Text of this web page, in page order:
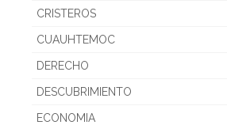
CRISTEROS
CUAUHTEMOC
DERECHO
DESCUBRIMIENTO
ECONOMIA